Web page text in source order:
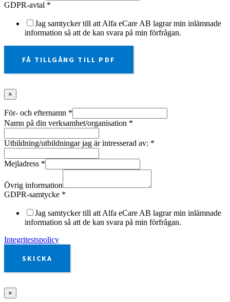
GDPR-avtal *
Jag samtycker till att Alfa eCare AB lagrar min inlämnade
information så att de kan svara på min förfrågan.
FÅ TILLGÅNG TILL PDF
×
För- och efternamn *
Namn på din verksamhet/organisation *
Utbildning/utbildningar jag är intresserad av: *
Mejladress *
Övrig information
GDPR-samtycke *
Jag samtycker till att Alfa eCare AB lagrar min inlämnade
information så att de kan svara på min förfrågan.
Integritestspolicy
SKICKA
×